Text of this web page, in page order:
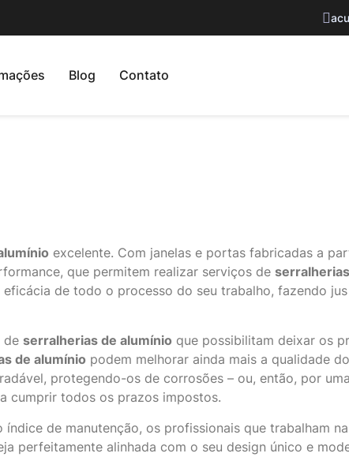
Blog Contato
excelente. Com janelas e portas fabricadas a
que permitem realizar serviços de
de todo o processo do seu trabalho, fazendo
de serralherias de alumínio que possibilitam deixar os
de alumínio podem melhorar ainda mais a qualidade
protegendo-os de corrosões – ou, então, por
cumprir todos os prazos impostos.
de manutenção, os profissionais que trabalham
perfeitamente alinhada com o seu design único e